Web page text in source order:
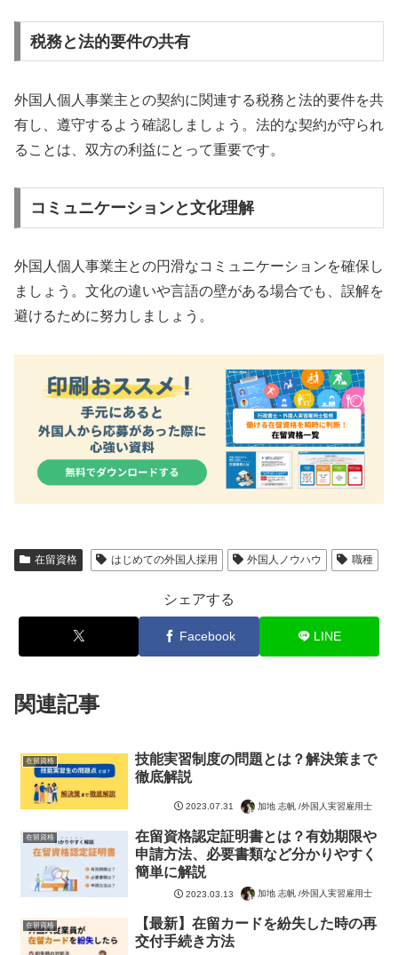
税務と法的要件の共有
外国人個人事業主との契約に関連する税務と法的要件を共
有し、遵守するよう確認しましょう。法的な契約が守られ
ることは、双方の利益にとって重要です。
コミュニケーションと文化理解
外国人個人事業主との円滑なコミュニケーションを確保し
ましょう。文化の違いや言語の壁がある場合でも、誤解を
避けるために努力しましょう。
在留資格 はじめての外国人採用 外国人ノウハウ 職種
シェアする
Facebook LINE
関連記事
在留資格
技能実習制度の問題とは？解決策まで
徹底解説
2023.07.31 加地 志帆 /外国人実習雇用士
在留資格
在留資格認定証明書とは？有効期限や
申請方法、必要書類など分かりやすく
簡単に解説
2023.03.13 加地 志帆 /外国人実習雇用士
在留資格
【最新】在留カードを紛失した時の再
交付手続き方法